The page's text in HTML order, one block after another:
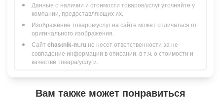
Данные о наличии и стоимости товаров/услуг уточняйте у
компании, предоставляющих их.
Изображение товаров/услуг на сайте может отличаться от
оригинального изображения.
Сайт chastnik-m.ru не несет ответственности за не
совпадение информации в описании, в т.ч. о стоимости и
качестве товара/услуги.
Вам также может понравиться